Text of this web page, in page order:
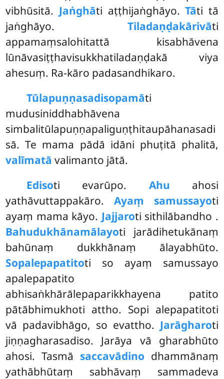
vibhūsitā. Jaṅghāti aṭṭhijaṅghāyo.Tāti tā
jaṅghāyo. Tiladaṇḍakārivāti
appamaṃsalohitattā kisabhāvena
lūnāvasiṭṭhavisukkhatiladaṇḍakā viya
ahesuṃ. Ra-kāro padasandhikaro.
Tūlapuṇṇasadisopamāti
mudusiniddhabhāvena
simbalitūlapuṇṇapaliguṇṭhitaupāhanasadi
sā. Te mama pādā idāni phuṭitā phalitā,
valīmatā valimanto jātā.
Edisoti evarūpo. Ahu ahosi
yathāvuttappakāro. Ayaṃ samussayoti
ayaṃ mama kāyo. Jajjaroti sithilābandho .
Bahudukhānamālayoti jarādihetukānaṃ
bahūnaṃ dukkhānaṃ ālayabhūto.
Sopalepapatitoti so ayaṃ samussayo
apalepapatito
abhisaṅkhārālepaparikkhayena patito
pātābhimukhoti attho. Sopi alepapatitoti
vā padavibhāgo, so evattho. Jarāgharoti
jiṇṇagharasadiso. Jarāya vā gharabhūto
ahosi. Tasmā saccavādino dhammānaṃ
yathābhūtaṃ sabhāvaṃ sammadeva